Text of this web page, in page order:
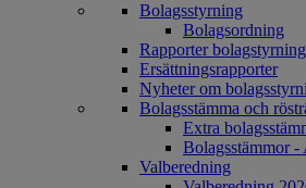
Bolagsstyrning
Bolagsordning
Rapporter bolagstyrning
Ersättningsrapporter
Nyheter om
Bolagsstämma och
Extra
Bolagsstämmor
Valberedning